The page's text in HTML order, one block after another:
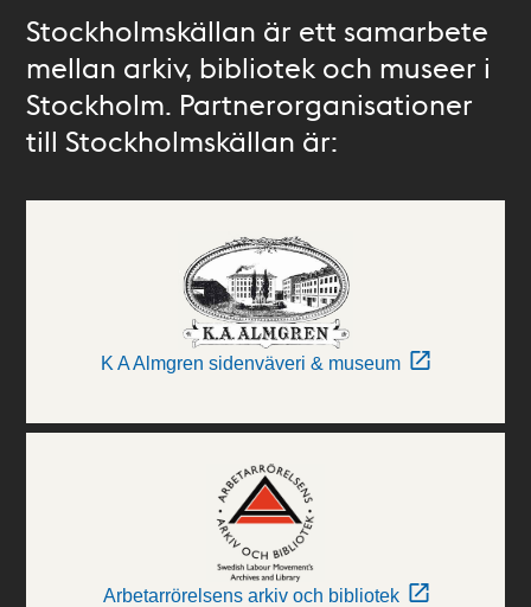
Stockholmskällan är ett samarbete
mellan arkiv, bibliotek och museer i
Stockholm. Partnerorganisationer
till Stockholmskällan är:
K A Almgren sidenväveri & museum
Arbetarrörelsens arkiv och bibliotek